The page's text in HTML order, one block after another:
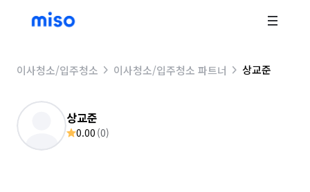
이사청소/입주청소 이사청소/입주청소 파트너 상교준
상교준
0.00 (0)